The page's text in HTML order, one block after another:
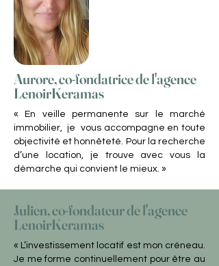
Aurore, co-fondatrice de l'agence
LenoirKeramas
« En veille permanente sur le marché
immobilier, je vous accompagne en toute
objectivité et honnêteté. Pour la recherche
d’une location, je trouve avec vous la
démarche qui convient le mieux. »
Julien, co-fondateur de l'agence
LenoirKeramas
« L’investissement locatif est mon créneau.
Je me forme continuellement pour être au